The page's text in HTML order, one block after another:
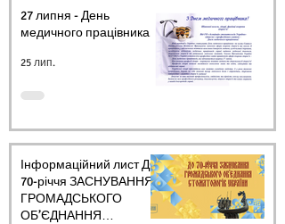
27 липня - День
медичного працівника.
25 лип.
Інформаційний лист ДО
70-річчя ЗАСНУВАННЯ
ГРОМАДСЬКОГО
ОБ’ЄДНАННЯ